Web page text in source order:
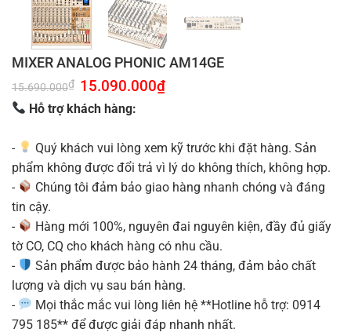
MIXER ANALOG PHONIC AM14GE
15.690.000₫ Giá
gốc
là:
15.690.000₫.
15.090.000₫Giá
Hỗ trợ khách hàng:
-
Quý khách vui lòng xem kỹ trước khi đặt hàng. Sản
phẩm không được đổi trả vì lý do không thích, không hợp.
-
Chúng tôi đảm bảo giao hàng nhanh chóng và đáng
tin cậy.
-
Hàng mới 100%, nguyên đai nguyên kiện, đầy đủ giấy
tờ CO, CQ cho khách hàng có nhu cầu.
-
Sản phẩm được bảo hành 24 tháng, đảm bảo chất
lượng và dịch vụ sau bán hàng.
-
Mọi thắc mắc vui lòng liên hệ **Hotline hỗ trợ: 0914
795 185** để được giải đáp nhanh nhất.